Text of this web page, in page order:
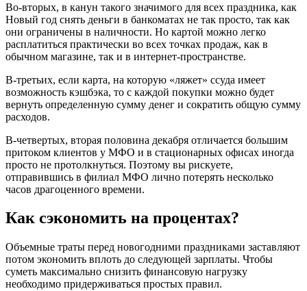
Во-вторых, в канун такого значимого для всех праздника, как
Новый год снять деньги в банкоматах не так просто, так как
они ограничены в наличности. Но картой можно легко
расплатиться практически во всех точках продаж, как в
обычном магазине, так и в интернет-пространстве.
В-третьих, если карта, на которую «ляжет» ссуда имеет
возможность кэшбэка, то с каждой покупки можно будет
вернуть определенную сумму денег и сократить общую сумму
расходов.
В-четвертых, вторая половина декабря отличается большим
притоком клиентов у МФО и в стационарных офисах иногда
просто не протолкнуться. Поэтому вы рискуете,
отправившись в филиал МФО лично потерять несколько
часов драгоценного времени.
Как сэкономить на процентах?
Объемные траты перед новогодними праздниками заставляют
потом экономить вплоть до следующей зарплаты. Чтобы
суметь максимально снизить финансовую нагрузку
необходимо придерживаться простых правил.